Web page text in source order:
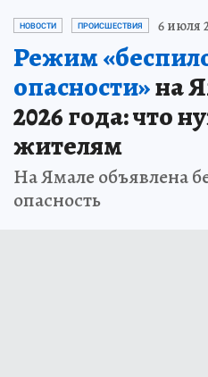
НОВОСТИ ПРОИСШЕСТВИЯ 6 июля
Режим
опасности»на
2026 года: что
жителям
На Ямале объявлена
опасность